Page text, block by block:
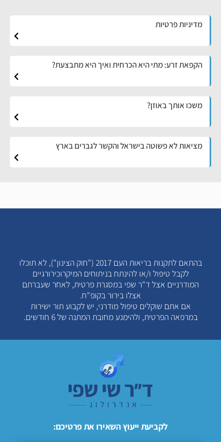
מדיניות פרטיות
הקפאת זרע: מתי היא הכרחית ואיך היא מתבצעת?
משכו אותך באוזן?
מציאות לא פשוטה בישראל והקשר לגברים בארץ
בהתאם לתקנות בריאות העם 2017 ("חוק הצינון"), לא תוכלו
לקבל טיפול ו/או להינתח בניתוחים המיקרוכירורגיים
המודרניים אצל ד"ר שפי במסגרת פרטית, לאחר שעברתם
אצלו בירור בקופ"ח.
אם אתם שוקלים טיפול מודרני, יש לקבוע תור ישירות
במרפאה הפרטית, ולהימנע מחובת המתנה של 6 חודשים.
לקביעת ייעוץ השאירו את פרטיכם: